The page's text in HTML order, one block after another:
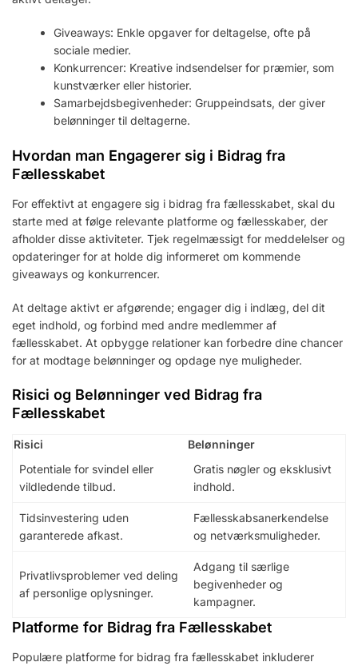
Giveaways: Enkle opgaver for deltagelse, ofte på
sociale medier.
Konkurrencer: Kreative indsendelser for præmier, som
kunstværker eller historier.
Samarbejdsbegivenheder: Gruppeindsats, der giver
belønninger til deltagerne.
Hvordan man Engagerer sig i Bidrag fra
Fællesskabet
For effektivt at engagere sig i bidrag fra fællesskabet, skal du
starte med at følge relevante platforme og fællesskaber, der
afholder disse aktiviteter. Tjek regelmæssigt for meddelelser og
opdateringer for at holde dig informeret om kommende
giveaways og konkurrencer.
At deltage aktivt er afgørende; engager dig i indlæg, del dit
eget indhold, og forbind med andre medlemmer af
fællesskabet. At opbygge relationer kan forbedre dine chancer
for at modtage belønninger og opdage nye muligheder.
Risici og Belønninger ved Bidrag fra
Fællesskabet
Risici
Belønninger
Potentiale for svindel eller
vildledende tilbud.
Gratis nøgler og eksklusivt
indhold.
Tidsinvestering uden
garanterede afkast.
Fællesskabsanerkendelse
og netværksmuligheder.
Privatlivsproblemer ved deling
af personlige oplysninger.
Adgang til særlige
begivenheder og
kampagner.
Platforme for Bidrag fra Fællesskabet
Populære platforme for bidrag fra fællesskabet inkluderer